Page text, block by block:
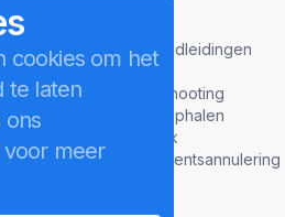
Plus
MP3
Videohandleidingen
FAQ
Troubleshooting
Licentie ophalen
Feedback
Abonnementsannulering
cookies om het
te laten
ons
voor meer